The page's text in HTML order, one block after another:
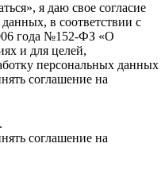
я даю свое согласие
в соответствии с
года №152-ФЗ «О
и для целей,
персональных данных
соглашение на
соглашение на